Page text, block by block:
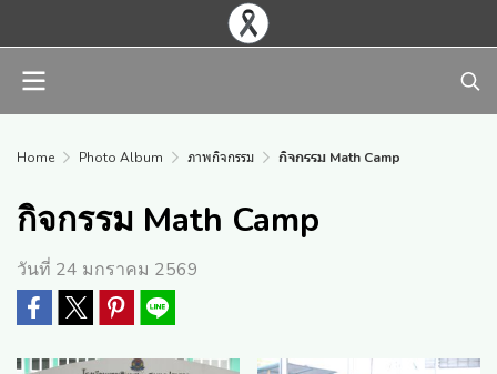
Home Photo Album ภาพกิจกรรม กิจกรรม Math Camp
กิจกรรม Math Camp
วันที่ 24 มกราคม 2569